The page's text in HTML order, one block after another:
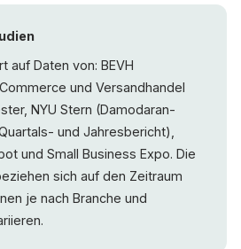
auf Daten von: BEVH
und Versandhandel
NYU Stern (Damodaran-
und Jahresbericht),
und Small Business Expo. Die
sich auf den Zeitraum
je nach Branche und